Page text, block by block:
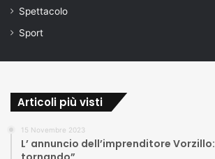
Spettacolo
Sport
Articoli più visti
15 Novembre 2023
L’ annuncio dell’imprenditore